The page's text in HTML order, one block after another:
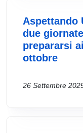
Aspettando
due
prepararsi
ottobre
26 Settembre